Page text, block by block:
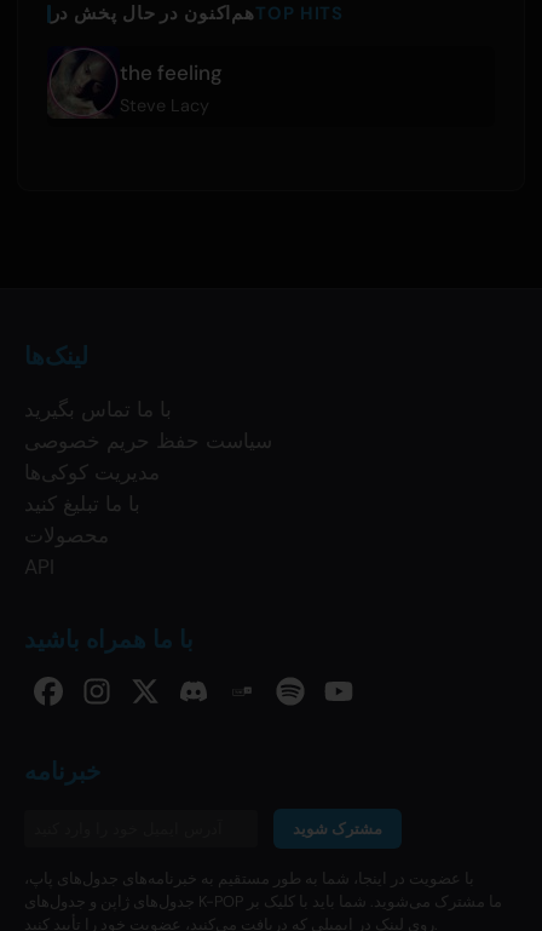
هم‌اکنون در حال پخش درTOP HITS
the feeling
Steve Lacy
لینک‌ها
با ما تماس بگیرید
سیاست حفظ حریم خصوصی
مدیریت کوکی‌ها
با ما تبلیغ کنید
محصولات
API
با ما همراه باشید
خبرنامه
مشترک شوید
با عضویت در اینجا، شما به طور مستقیم به خبرنامه‌های جدول‌های پاپ،
جدول‌های ژاپن و جدول‌های K-POP ما مشترک می‌شوید. شما باید با کلیک بر
روی لینک در ایمیلی که دریافت می‌کنید، عضویت خود را تأیید کنید.